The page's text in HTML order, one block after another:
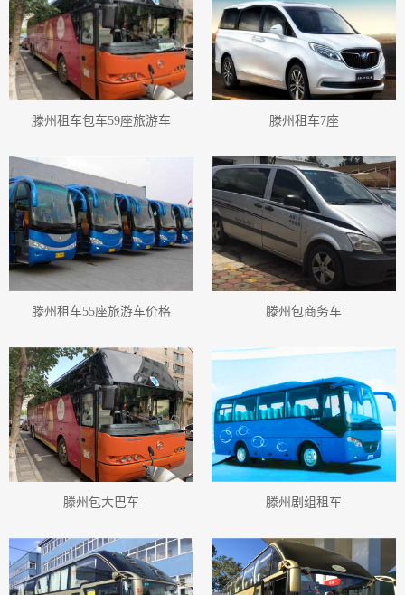
滕州旅游大巴租赁
滕州旅游大巴车队
滕州旅游客车大巴
滕州旅游大巴
滕州旅游中巴车车队
滕州旅游用车中巴
滕州旅游中巴车队
滕州旅游中巴租赁
滕州旅游客车小巴士
滕州旅游小巴士车队
滕州旅游租车
滕州旅游巴士
滕州旅游客车巴士
滕州旅游巴士车队
滕州旅游巴士租赁
滕州旅游租车服务
滕州旅游巴士出租
滕州旅游用车巴士
滕州旅游客运公司
滕州旅游汽车服务有限公司
滕州旅游客运公司有哪些
滕州旅游小巴士
滕州旅游小车
滕州旅游用车小车
滕州旅游小车小车
滕州旅游小车车队
滕州旅游小车租赁
滕州旅游小车出租
滕州包车旅游
滕州旅游包车小车
滕州小车包车公司
滕州高铁接送小车
滕州机场接送小车
滕州包车旅游小车
滕州租商务车
滕州会议用车 滕州租旅游车
滕州租车
滕州汽车租赁
滕州租车行
滕州租车包车59座旅游车 滕州租车7座
滕州租车55座旅游车价格 滕州包商务车
滕州包大巴车 滕州剧组租车